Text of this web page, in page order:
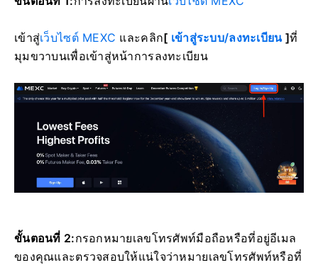
เข้าสู่เว็บไซต์ MEXC และคลิก[ เข้าสู่ระบบ/ลงทะเบียน]ที่
มุมขวาบนเพื่อเข้าสู่หน้าการลงทะเบียน
ขั้นตอนที่ 2:กรอกหมายเลขโทรศัพท์มือถือหรือที่อยู่อีเมล
ของคุณและตรวจสอบให้แน่ใจว่าหมายเลขโทรศัพท์หรือที่